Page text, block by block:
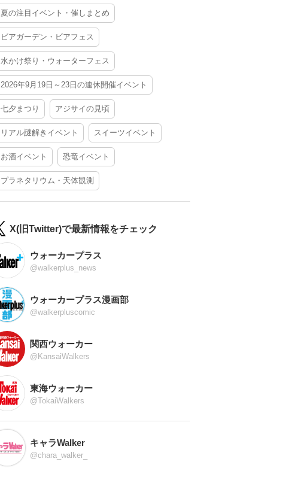
夏の注目イベント・催しまとめ
ビアガーデン・ビアフェス
水かけ祭り・ウォーターフェス
2026年9月19日～23日の連休開催イベント
七夕まつり アジサイの見頃
リアル謎解きイベント スイーツイベント
お酒イベント 恐竜イベント
プラネタリウム・天体観測
X(旧Twitter)で最新情報をチェック
ウォーカープラス
@walkerplus_news
ウォーカープラス漫画部
@walkerpluscomic
関西ウォーカー
@KansaiWalkers
東海ウォーカー
@TokaiWalkers
キャラWalker
@chara_walker_